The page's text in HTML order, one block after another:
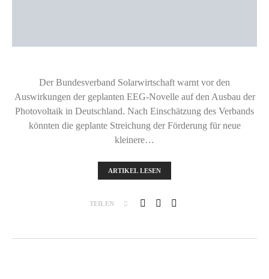
Der Bundesverband Solarwirtschaft warnt vor den
Auswirkungen der geplanten EEG-Novelle auf den Ausbau der
Photovoltaik in Deutschland. Nach Einschätzung des Verbands
könnten die geplante Streichung der Förderung für neue
kleinere…
ARTIKEL LESEN
TEILEN